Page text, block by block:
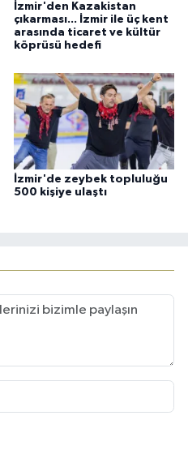
İzmir'den Kazakistan
çıkarması... İzmir ile üç kent
arasında ticaret ve kültür
köprüsü hedefi
İzmir'de zeybek topluluğu
500 kişiye ulaştı